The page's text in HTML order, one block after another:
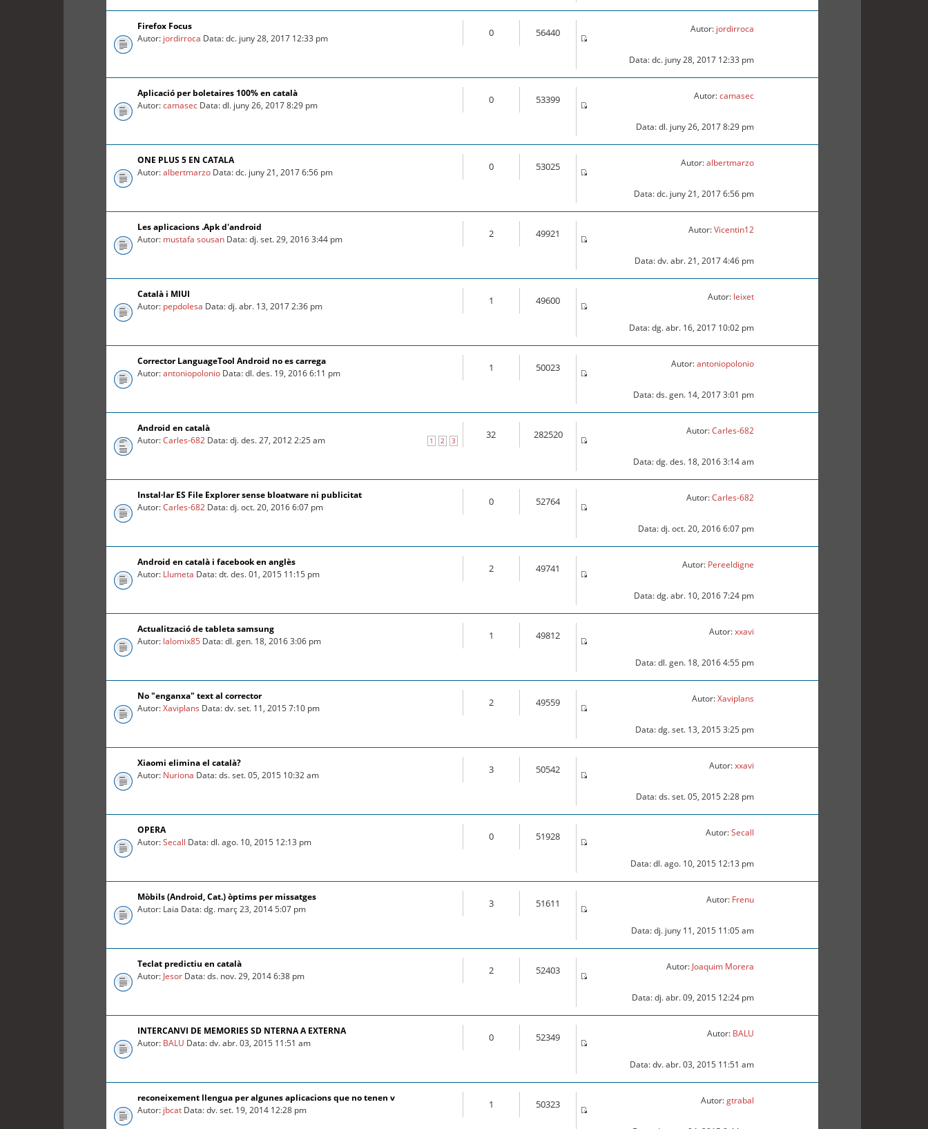
Firefox Focus
Autor: jordirroca Data: dc. juny 28, 2017 12:33 pm 0 56440 Autor: jordirroca
Data: dc. juny 28, 2017 12:33 pm
Aplicació per boletaires 100% en català
Autor:camasec Data: dl. juny 26, 2017 8:29 pm 0 53399 Autor:camasec
Data: dl. juny 26, 2017 8:29 pm
ONE PLUS 5 EN CATALA
Autor:albertmarzo Data: dc. juny 21, 2017 6:56 pm 0 53025 Autor:albertmarzo
Data: dc. juny 21, 2017 6:56 pm
Les aplicacions .Apk d'android
Autor: mustafa sousan Data: dj. set. 29, 2016 3:44 pm 2 49921 Autor:Vicentin12
Data: dv. abr. 21, 2017 4:46 pm
Català i MIUI
Autor: pepdolesa Data: dj. abr. 13, 2017 2:36 pm 1 49600 Autor: leixet
Data: dg. abr. 16, 2017 10:02 pm
Corrector LanguageTool Android no es carrega
Autor:antoniopolonio Data: dl. des. 19, 2016 6:11 pm 1 50023 Autor:antoniopolonio
Data: ds. gen. 14, 2017 3:01 pm
Android en català
1 2 3
Autor:Carles-682 Data: dj. des. 27, 2012 2:25 am 32 282520 Autor:Carles-682
Data: dg. des. 18, 2016 3:14 am
Instal·lar ES File Explorer sense bloatware ni publicitat
Autor:Carles-682 Data: dj. oct. 20, 2016 6:07 pm 0 52764 Autor:Carles-682
Data: dj. oct. 20, 2016 6:07 pm
Android en català i facebook en anglès
Autor: Llumeta Data: dt. des. 01, 2015 11:15 pm 2 49741 Autor: Pereeldigne
Data: dg. abr. 10, 2016 7:24 pm
Actualització de tableta samsung
Autor: lalomix85 Data: dl. gen. 18, 2016 3:06 pm 1 49812 Autor:xxavi
Data: dl. gen. 18, 2016 4:55 pm
No "enganxa" text al corrector
Autor:Xaviplans Data: dv. set. 11, 2015 7:10 pm 2 49559 Autor:Xaviplans
Data: dg. set. 13, 2015 3:25 pm
Xiaomi elimina el català?
Autor: Nuriona Data: ds. set. 05, 2015 10:32 am 3 50542 Autor:xxavi
Data: ds. set. 05, 2015 2:28 pm
OPERA
Autor:Secall Data: dl. ago. 10, 2015 12:13 pm 0 51928 Autor:Secall
Data: dl. ago. 10, 2015 12:13 pm
Mòbils (Android, Cat.) òptims per missatges
Autor: Laia Data: dg. març 23, 2014 5:07 pm
3 51611 Autor: Frenu
Data: dj. juny 11, 2015 11:05 am
Teclat predictiu en català
Autor: Jesor Data: ds. nov. 29, 2014 6:38 pm 2 52403 Autor: Joaquim Morera
Data: dj. abr. 09, 2015 12:24 pm
INTERCANVI DE MEMORIES SD NTERNA A EXTERNA
Autor: BALU Data: dv. abr. 03, 2015 11:51 am 0 52349 Autor: BALU
Data: dv. abr. 03, 2015 11:51 am
reconeixement llengua per algunes aplicacions que no tenen v
Autor: jbcat Data: dv. set. 19, 2014 12:28 pm 1 50323 Autor:gtrabal